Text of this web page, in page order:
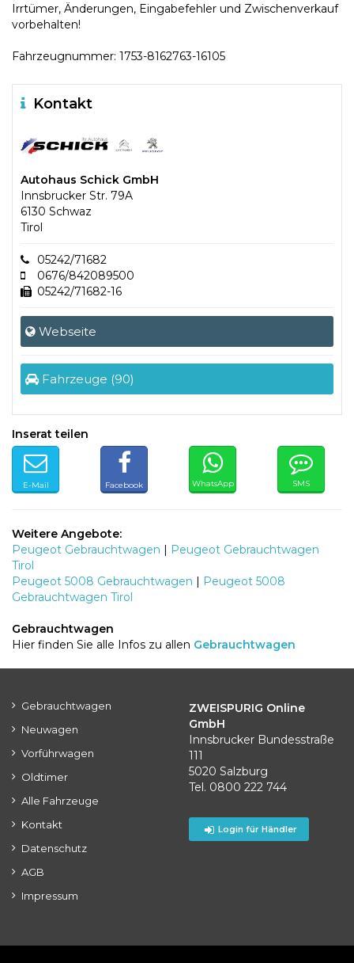
Irrtümer, Änderungen, Eingabefehler und Zwischenverkauf
vorbehalten!
Fahrzeugnummer: 1753-8162763-16105
Kontakt
Autohaus Schick GmbH
Innsbrucker Str. 79A
6130 Schwaz
Tirol
05242/71682
0676/842089500
05242/71682-16
Webseite
Fahrzeuge (90)
Inserat teilen
E-Mail Facebook WhatsApp SMS
Weitere Angebote:
Peugeot Gebrauchtwagen | Peugeot Gebrauchtwagen
Tirol
Peugeot 5008 Gebrauchtwagen | Peugeot 5008
Gebrauchtwagen Tirol
Gebrauchtwagen
Hier finden Sie alle Infos zu allen Gebrauchtwagen
Gebrauchtwagen
Neuwagen
Vorführwagen
Oldtimer
Alle Fahrzeuge
Kontakt
Datenschutz
AGB
Impressum
ZWEISPURIG Online
GmbH
Innsbrucker Bundesstraße
111
5020 Salzburg
Tel. 0800 222 744
Login für Händler